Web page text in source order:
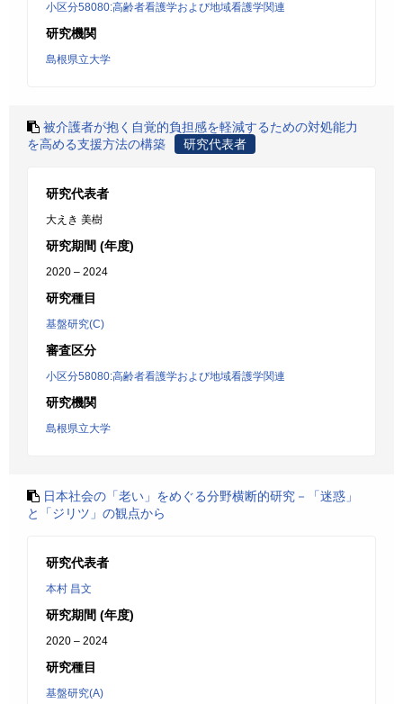
小区分58080:高齢者看護学および地域看護学関連
研究機関
島根県立大学
被介護者が抱く自覚的負担感を軽減するための対処能力
を高める支援方法の構築
研究代表者
研究代表者
大えき 美樹
研究期間 (年度)
2020 – 2024
研究種目
基盤研究(C)
審査区分
小区分58080:高齢者看護学および地域看護学関連
研究機関
島根県立大学
日本社会の「老い」をめぐる分野横断的研究－「迷惑」
と「ジリツ」の観点から
研究代表者
本村 昌文
研究期間 (年度)
2020 – 2024
研究種目
基盤研究(A)